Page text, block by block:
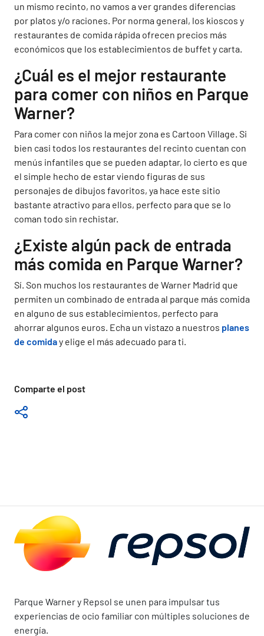
Comparte el post
un mismo recinto, no vamos a ver grandes diferencias
por platos y/o raciones. Por norma general, los kioscos y
restaurantes de comida rápida ofrecen precios más
económicos que los establecimientos de buffet y carta.
¿Cuál es el mejor restaurante
para comer con niños en Parque
Warner?
Para comer con niños la mejor zona es Cartoon Village. Si
bien casi todos los restaurantes del recinto cuentan con
menús infantiles que se pueden adaptar, lo cierto es que
el simple hecho de estar viendo figuras de sus
personajes de dibujos favoritos, ya hace este sitio
bastante atractivo para ellos, perfecto para que se lo
coman todo sin rechistar.
¿Existe algún pack de entrada
más comida en Parque Warner?
Sí. Son muchos los restaurantes de Warner Madrid que
permiten un combinado de entrada al parque más comida
en alguno de sus establecimientos, perfecto para
ahorrar algunos euros. Echa un vistazo a nuestros planes
de comiday elige el más adecuado para ti.
Parque Warner y Repsol se unen para impulsar tus
experiencias de ocio familiar con múltiples soluciones de
energía.